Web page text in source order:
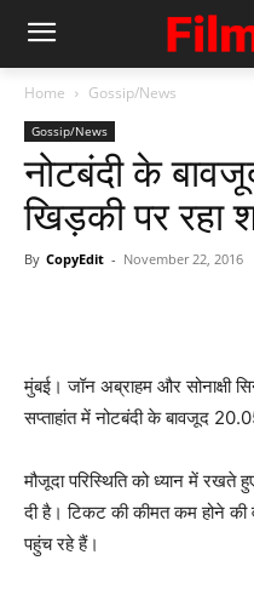
Home Gossip/News
Gossip/News
नोटबंदी के
खिड़की पर रहा
By CopyEdit - November 22, 2016
मुंबई। जॉन अब्राहम और सोनाक्षी
सप्ताहांत में नोटबंदी के बावजूद
मौजूदा परिस्थिति को ध्यान में
दी है। टिकट की कीमत कम होने
पहुंच रहे हैं।